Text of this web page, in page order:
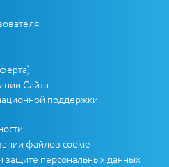
Сайта
поддержки
файлов cookie
защите персональных данных